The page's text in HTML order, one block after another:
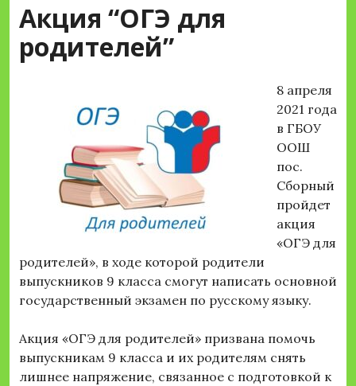
Акция “ОГЭ для
родителей”
8 апреля
2021 года
в ГБОУ
ООШ
пос.
Сборный
пройдет
акция
«ОГЭ для
родителей», в ходе которой родители
выпускников 9 класса смогут написать основной
государственный экзамен по русскому языку.
Акция «ОГЭ для родителей» призвана помочь
выпускникам 9 класса и их родителям снять
лишнее напряжение, связанное с подготовкой к